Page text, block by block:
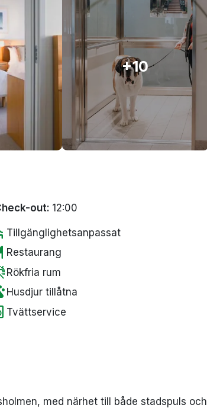
+10
out: 12:00
Tillgänglighetsanpassat
Restaurang
Rökfria rum
Husdjur tillåtna
Tvättservice
med närhet till både stadspuls och